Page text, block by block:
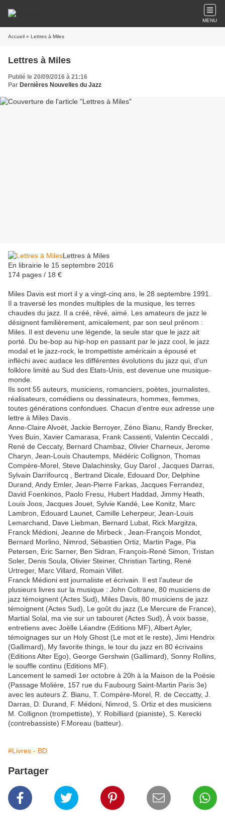
MENU
Accueil » Lettres à Miles
Lettres à Miles
Publié le 20/09/2016 à 21:16
Par Dernières Nouvelles du Jazz
Lettres à Miles
En librairie le 15 septembre 2016
174 pages / 18 €
Miles Davis est mort il y a vingt-cinq ans, le 28 septembre 1991.
Il a traversé les mondes multiples de la musique, les terres
chaudes du jazz. Il a créé, rêvé, aimé. Les amateurs de jazz le
désignent familièrement, amicalement, par son seul prénom :
Miles. Il est devenu une légende, la seule star que le jazz ait
porté. Du be-bop au hip-hop en passant par le jazz cool, le jazz
modal et le jazz-rock, le trompettiste américain a épousé et
infléchi avec audace les différentes évolutions du jazz qui, d’un
folklore limité au Sud des Etats-Unis, est devenue une musique-
monde.
Ils sont 55 auteurs, musiciens, romanciers, poètes, journalistes,
réalisateurs, comédiens ou dessinateurs, hommes, femmes,
toutes générations confondues. Chacun d’entre eux adresse une
lettre à Miles Davis.
Anne-Claire Alvoët, Jackie Berroyer, Zéno Bianu, Randy Brecker,
Yves Buin, Xavier Camarasa, Frank Cassenti, Valentin Ceccaldi ,
René de Ceccaty, Bernard Chambaz, Olivier Charneux, Jerome
Charyn, Jean-Louis Chautemps, Médéric Collignon, Thomas
Compère-Morel, Steve Dalachinsky, Guy Darol , Jacques Darras,
Sylvain Darrifourcq , Bertrand Dicale, Edouard Dor, Delphine
Durand, Andy Emler, Jean-Pierre Farkas, Jacques Ferrandez,
David Foenkinos, Paolo Fresu, Hubert Haddad, Jimmy Heath,
Louis Joos, Jacques Jouet, Sylvie Kandé, Lee Konitz, Marc
Lambron, Edouard Launet, Camille Leherpeur, Jean-Louis
Lemarchand, Dave Liebman, Bernard Lubat, Rick Margitza,
Franck Médioni, Jeanne de Mirbeck , Jean-François Mondot,
Bernard Morlino, Nimrod, Sébastien Ortiz, Martin Page, Pia
Petersen, Eric Sarner, Ben Sidran, François-René Simon, Tristan
Soler, Denis Soula, Olivier Steiner, Christian Tarting, René
Urtreger, Marc Villard, Romain Villet.
Franck Médioni est journaliste et écrivain. Il est l’auteur de
plusieurs livres sur la musique : John Coltrane, 80 musiciens de
jazz témoignent (Actes Sud), Miles Davis, 80 musiciens de jazz
témoignent (Actes Sud), Le goût du jazz (Le Mercure de France),
Martial Solal, ma vie sur un tabouret (Actes Sud), À voix basse,
entretiens avec Joëlle Léandre (Editions MF), Albert Ayler,
témoignages sur un Holy Ghost (Le mot et le reste), Jimi Hendrix
(Gallimard), My favorite things, le tour du jazz en 80 écrivains
(Editions Alter Ego), George Gershwin (Gallimard), Sonny Rollins,
le souffle continu (Editions MF).
Lancement le samedi 1er octobre à 20h à la Maison de la Poésie
(Passage Molière, 157 rue du Faubourg Saint-Martin Paris 3e)
avec les auteurs Z. Bianu, T. Compère-Morel, R. de Ceccatty, J.
Darras, D. Durand, F. Médoni, Nimrod, S. Ortiz et des musiciens
M. Collignon (trompettiste), Y. Robilliard (pianiste), S. Kerecki
(contrebassiste) F.Moreau (batteur).
#Livres - BD
Partager